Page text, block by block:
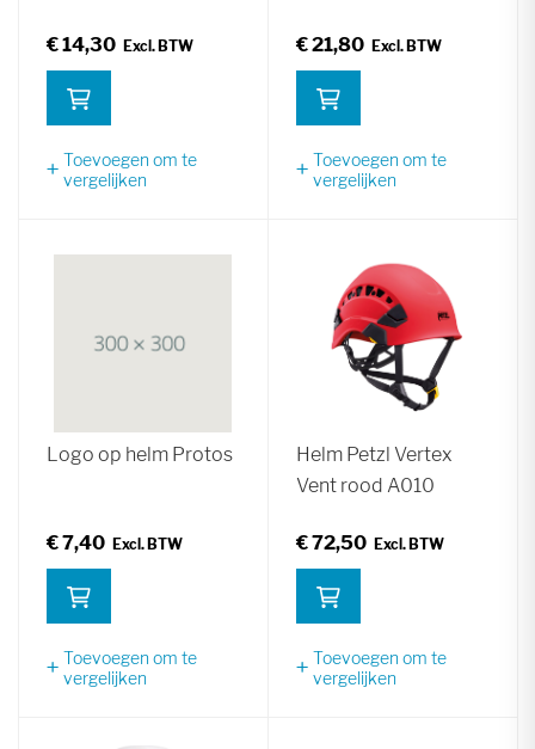
€ 14,30
Toevoegen om te
vergelijken
€ 21,80
Toevoegen om te
vergelijken
Logo op helm Protos
€ 7,40
Toevoegen om te
vergelijken
Helm Petzl Vertex
Vent rood A010
€ 72,50
Toevoegen om te
vergelijken